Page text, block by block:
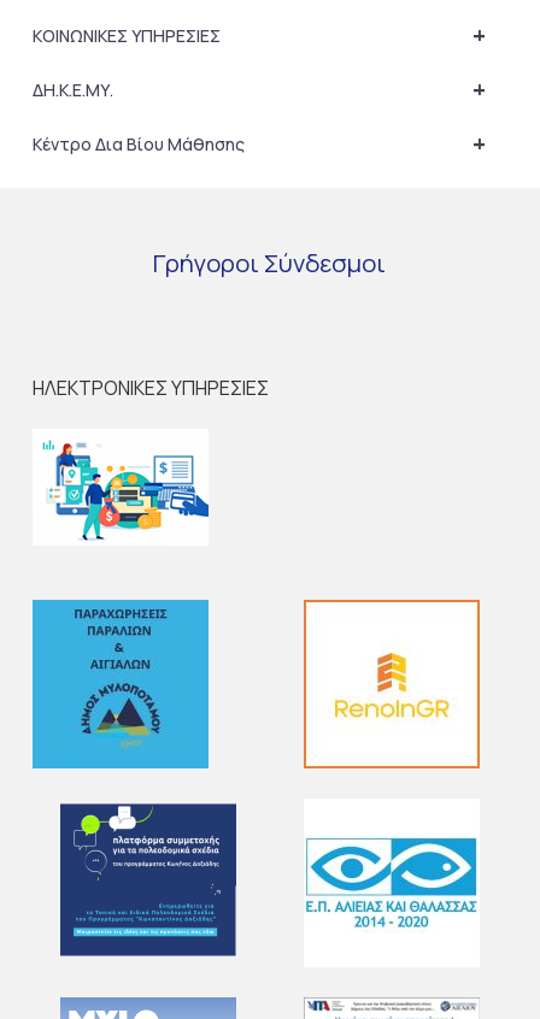
+
ΚΟΙΝΩΝΙΚΕΣ ΥΠΗΡΕΣΙΕΣ
+
ΔΗ.Κ.Ε.ΜΥ.
+
Κέντρο Δια Βίου Μάθησης
Γρήγοροι Σύνδεσμοι
ΗΛΕΚΤΡΟΝΙΚΕΣ ΥΠΗΡΕΣΙΕΣ